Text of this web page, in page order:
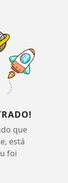
que
está
foi